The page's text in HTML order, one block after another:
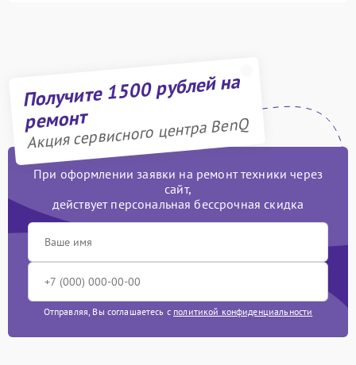
Получите 1500 рублей на
ремонт
Акция сервисного центра BenQ
При оформлении заявки на ремонт техники через
сайт,
действует персональная бессрочная скидка
Отправляя, Вы соглашаетесь с политикой конфиденциальности